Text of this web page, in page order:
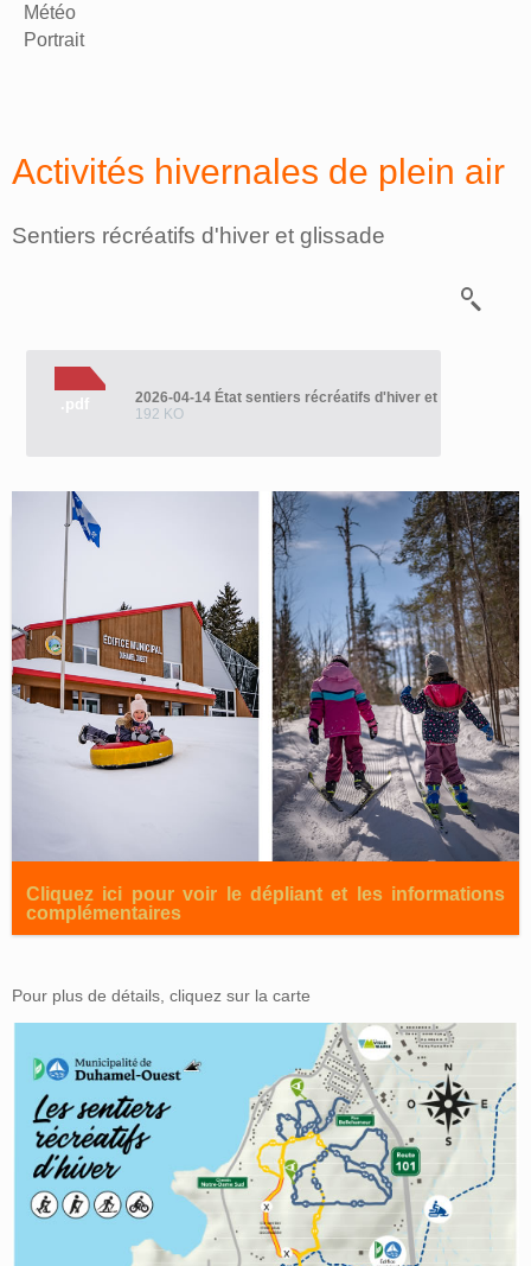
Météo
Portrait
Activités hivernales de plein air
Sentiers récréatifs d'hiver et glissade
.pdf
2026-04-14 État sentiers récréatifs d'hiver et de la
192 KO
Cliquez ici pour voir le dépliant et les informations
complémentaires
Pour plus de détails, cliquez sur la carte